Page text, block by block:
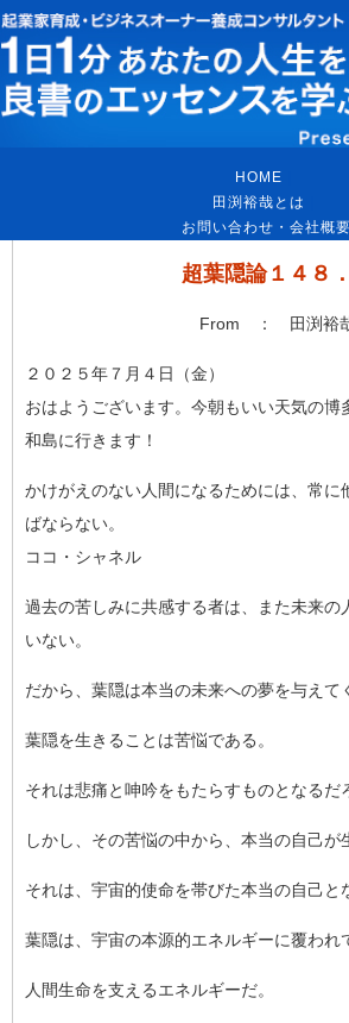
HOME
田渕裕哉とは
お問い合わせ・会社概要
超葉隠論１４８．
From ： 田渕裕
２０２５年７月４日（金）
おはようございます。今朝もいい天気の博
和島に行きます！
かけがえのない人間になるためには、常に
ばならない。
ココ・シャネル
過去の苦しみに共感する者は、また未来の
いない。
だから、葉隠は本当の未来への夢を与えて
葉隠を生きることは苦悩である。
それは悲痛と呻吟をもたらすものとなるだ
しかし、その苦悩の中から、本当の自己が
それは、宇宙的使命を帯びた本当の自己と
葉隠は、宇宙の本源的エネルギーに覆われ
人間生命を支えるエネルギーだ。